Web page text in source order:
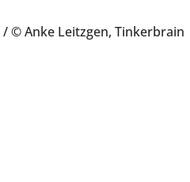
/ © Anke Leitzgen, Tinkerbrain